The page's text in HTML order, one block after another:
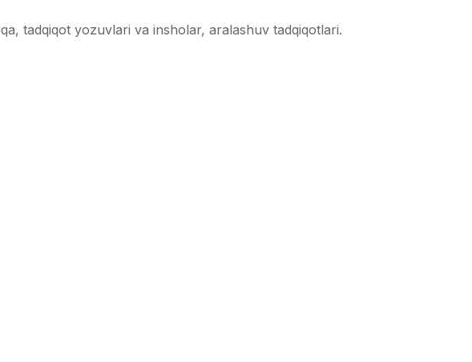
tadqiqot yozuvlari va insholar, aralashuv tadqiqotlari.